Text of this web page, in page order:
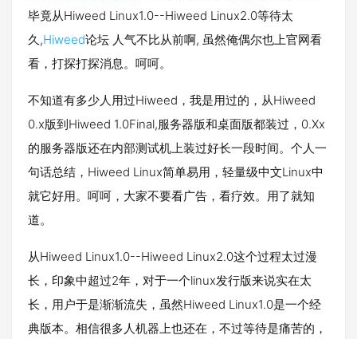
毕竟从Hiweed Linux1.0--Hiweed Linux2.0等待太
久,Hiweed论坛 人气不比从前啊, 虽然俺偶尔也上官网看
看，打探打探消息。呵呵。
不知道有多少人用过Hiweed，我是用过的，从Hiweed
0.x版到Hiweed 1.0Final,服务器版和桌面版都装过，0.Xx
的服务器版还在内部测试机上装过好长一段时间。个人一
句话总结，Hiweed Linux简单易用，轻量级中文Linux中
就它好用。呵呵，大家不要看广告，看疗效。用了就知
道。
从Hiweed Linux1.0--Hiweed Linux2.0这个过程太过漫
长，印象中超过2年，对于一个linux发行版来说实在太
长，用户于是渐渐流失，虽然Hiweed Linux1.0是一个经
典版本。相信很多人机器上也还在，不过等待是痛苦的，